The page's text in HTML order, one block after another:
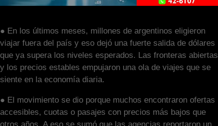
● En los últimos meses, millones de argentinos eligieron
viajar fuera del país y eso dejó una fuerte salida de dólares
que ya supera los niveles esperados. Las fronteras abiertas
y los precios estables empujaron una ola de viajes que se
siente en la economía diaria.
● El movimiento se dio porque muchos encontraron ofertas
accesibles, cuotas o pasajes con precios más bajos que